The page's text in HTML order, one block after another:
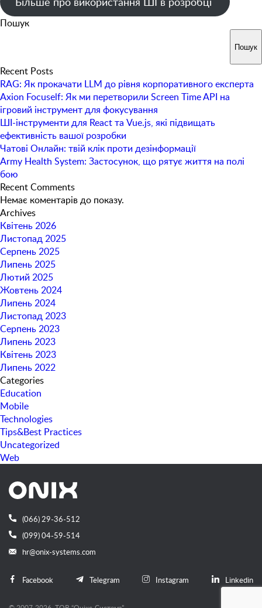
Пошук
Пошук
Recent Posts
RAG: Як прокачати LLM до рівня корпоративного експерта
Axion Focuself: Як ми перетворили Screen Time API на
ігровий інструмент для фокусування
ШІ-інструменти для React та Vue.js, які підвищать
ефективність вашої розробки
Чатові Онлайн: твій клік проти дезінформації
Army Health System: Застосунок, що рятує життя на полі
бою
Recent Comments
Немає коментарів до показу.
Archives
Квітень 2026
Листопад 2025
Серпень 2025
Липень 2025
Лютий 2025
Жовтень 2024
Липень 2024
Листопад 2023
Серпень 2023
Липень 2023
Квітень 2023
Липень 2022
Categories
Education
Mobile
Technologies
Tips&Best Practices
Uncategorized
Web
Facebook Telegram Instagram Linkedin
(066) 29-36-512
(099) 04-59-514
hr@onix-systems.com